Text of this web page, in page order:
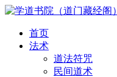
首页
法术
道法符咒
民间道术